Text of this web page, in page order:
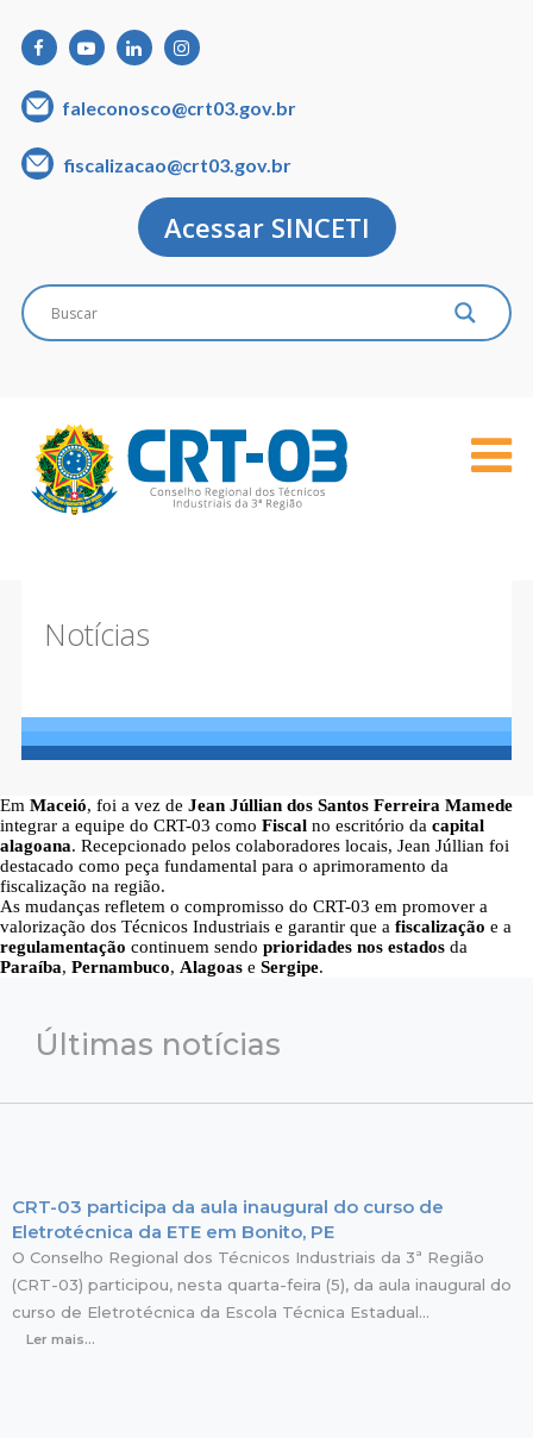
faleconosco@crt03.gov.br
fiscalizacao@crt03.gov.br
Acessar SINCETI
Notícias
Em Maceió, foi a vez de Jean Júllian dos Santos Ferreira Mamede
integrar a equipe do CRT-03 como Fiscal no escritório da capital
alagoana. Recepcionado pelos colaboradores locais, Jean Júllian foi
destacado como peça fundamental para o aprimoramento da
fiscalização na região.
As mudanças refletem o compromisso do CRT-03 em promover a
valorização dos Técnicos Industriais e garantir que a fiscalização e a
regulamentação continuem sendo prioridades nos estados da
Paraíba, Pernambuco, Alagoas e Sergipe.
Últimas notícias
CRT-03 participa da aula inaugural do curso de
Eletrotécnica da ETE em Bonito, PE
O Conselho Regional dos Técnicos Industriais da 3ª Região
(CRT-03) participou, nesta quarta-feira (5), da aula inaugural do
curso de Eletrotécnica da Escola Técnica Estadual…
Ler mais...